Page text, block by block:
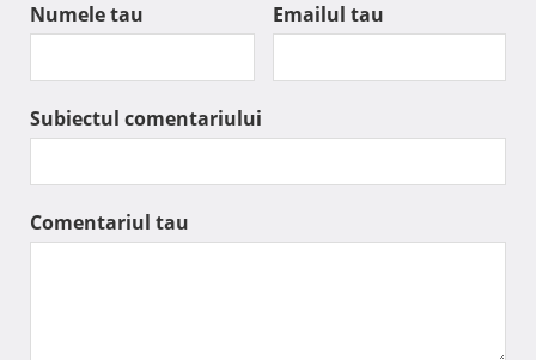
Numele tau Emailul tau
Subiectul comentariului
Comentariul tau